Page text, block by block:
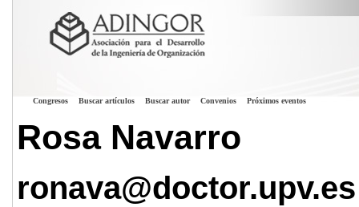
Congresos Buscar artículos Buscar autor Convenios Próximos eventos
Rosa Navarro
ronava@doctor.upv.es